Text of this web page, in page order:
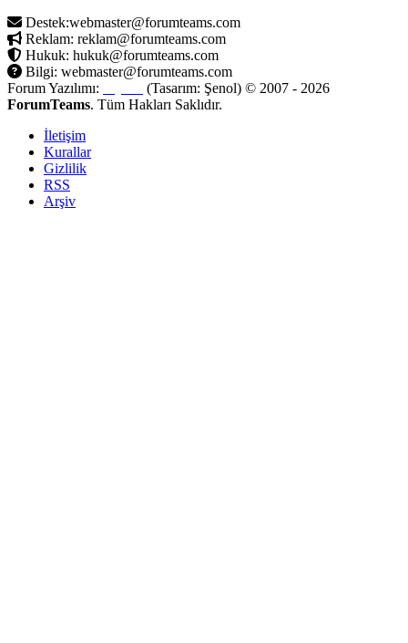
Destek:webmaster@forumteams.com
Reklam: reklam@forumteams.com
Hukuk: hukuk@forumteams.com
Bilgi: webmaster@forumteams.com
Forum Yazılımı:
(Tasarım: Şenol) © 2007 - 2026
ForumTeams. Tüm Hakları Saklıdır.
İletişim
Kurallar
Gizlilik
RSS
Arşiv